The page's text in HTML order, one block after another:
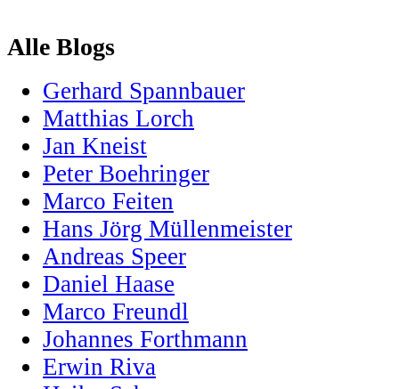
Alle Blogs
Gerhard Spannbauer
Matthias Lorch
Jan Kneist
Peter Boehringer
Marco Feiten
Hans Jörg Müllenmeister
Andreas Speer
Daniel Haase
Marco Freundl
Johannes Forthmann
Erwin Riva